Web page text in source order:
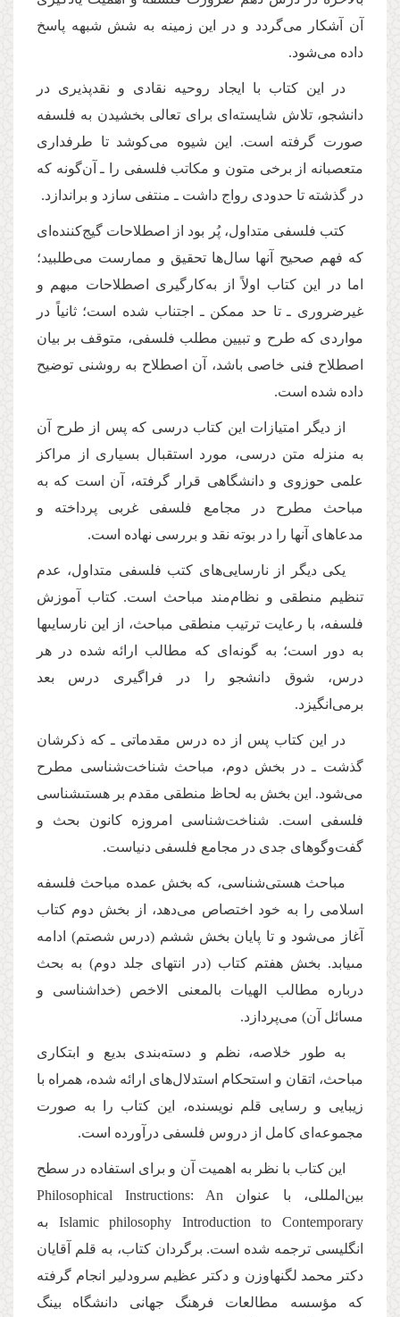
آن آشكار مى‌گردد و در این زمینه به شش شبهه پاسخ
داده می‌شود.
در این كتاب با ایجاد روحیه نقادى و نقدپذیرى در
دانشجو، تلاش شایسته‌اى براى تعالى بخشیدن به فلسفه
صورت گرفته است. این شیوه مى‌كوشد تا طرفدارى
متعصبانه از برخى متون و مكاتب فلسفى را ـ آن‌گونه كه
در گذشته تا حدودى رواج داشت ـ منتفى سازد و براندازد.
كتب فلسفى متداول، پُر بود از اصطلاحات گیج‌كننده‌اى
كه فهم صحیح آنها سال‌ها تحقیق و ممارست مى‌طلبید؛
اما در این كتاب اولاً از به‌كارگیرى اصطلاحات مبهم و
غیرضرورى ـ تا حد ممكن ـ اجتناب شده است؛ ثانیاً در
مواردى كه طرح و تبیین مطلب فلسفى، متوقف بر بیان
اصطلاح فنى خاصى باشد، آن اصطلاح به روشنى توضیح
داده شده است.
از دیگر امتیازات این كتاب درسى كه پس از طرح آن
به منزله متن درسى، مورد استقبال بسیارى از مراكز
علمى حوزوى و دانشگاهى قرار گرفته، آن است كه به
مباحث مطرح در مجامع فلسفى غربى پرداخته و
مدعاهاى آنها را در بوته نقد و بررسى نهاده است.
یكى دیگر از نارسایى‌هاى كتب فلسفى متداول، عدم
تنظیم منطقى و نظام‌مند مباحث است. كتاب آموزش
فلسفه، با رعایت ترتیب منطقى مباحث، از این نارسایىها
به دور است؛ به گونه‌اى كه مطالب ارائه شده در هر
درس، شوق دانشجو را در فراگیرى درس بعد
برمى‌انگیزد.
در این كتاب پس از ده درس مقدماتى ـ كه ذكرشان
گذشت ـ در بخش دوم، مباحث شناخت‌شناسى مطرح
می‌شود. این بخش به لحاظ منطقى مقدم بر هستىشناسى
فلسفى است. شناخت‌شناسى امروزه كانون بحث و
گفت‌وگوهاى جدى در مجامع فلسفى دنیاست.
مباحث هستى‌شناسى، كه بخش عمده مباحث فلسفه
اسلامى را به خود اختصاص می‌دهد، از بخش دوم كتاب
آغاز می‌شود و تا پایان بخش ششم (درس شصتم) ادامه
مىیابد. بخش هفتم كتاب (در انتهاى جلد دوم) به بحث
درباره مطالب الهیات بالمعنى الاخص (خداشناسى و
مسائل آن) می‌پردازد.
به طور خلاصه، نظم و دسته‌بندى بدیع و ابتكارى
مباحث، اتقان و استحكام استدلال‌هاى ارائه شده، همراه با
زیبایى و رسایى قلم نویسنده، این كتاب را به صورت
مجموعه‌اى كامل از دروس فلسفى درآورده است.
این كتاب با نظر به اهمیت آن و براى استفاده در سطح
بین‌المللى، با عنوان Philosophical Instructions: An
Introduction to Contemporary
Islamic philosophy به
انگلیسى ترجمه شده است. برگردان كتاب، به قلم آقایان
دكتر محمد لگنهاوزن و دكتر عظیم سرودلیر انجام گرفته
که مؤسسه مطالعات فرهنگ جهانى دانشگاه بینگ